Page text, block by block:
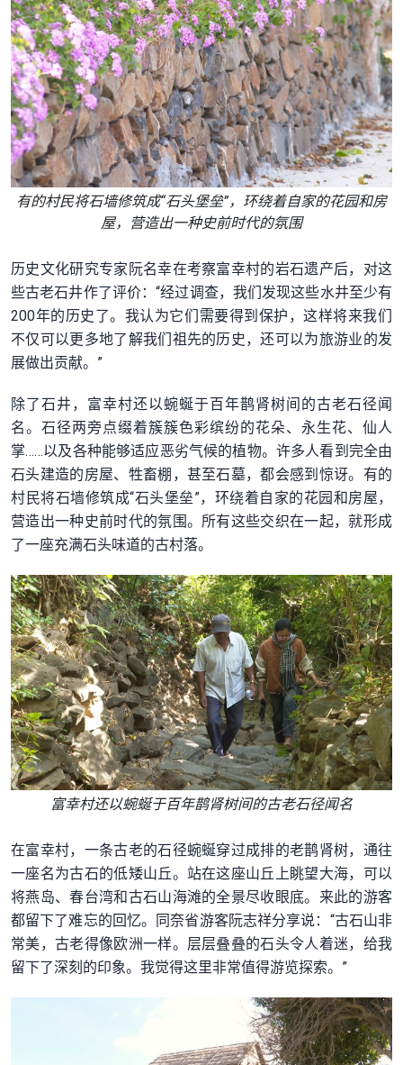
有的村民将石墙修筑成“石头堡垒”，环绕着自家的花园和房
屋，营造出一种史前时代的氛围
历史文化研究专家阮名幸在考察富幸村的岩石遗产后，对这
些古老石井作了评价：“经过调查，我们发现这些水井至少有
200年的历史了。我认为它们需要得到保护，这样将来我们
不仅可以更多地了解我们祖先的历史，还可以为旅游业的发
展做出贡献。”
除了石井，富幸村还以蜿蜒于百年鹊肾树间的古老石径闻
名。石径两旁点缀着簇簇色彩缤纷的花朵、永生花、仙人
掌……以及各种能够适应恶劣气候的植物。许多人看到完全由
石头建造的房屋、牲畜棚，甚至石墓，都会感到惊讶。有的
村民将石墙修筑成“石头堡垒”，环绕着自家的花园和房屋，
营造出一种史前时代的氛围。所有这些交织在一起，就形成
了一座充满石头味道的古村落。
富幸村还以蜿蜒于百年鹊肾树间的古老石径闻名
在富幸村，一条古老的石径蜿蜒穿过成排的老鹊肾树，通往
一座名为古石的低矮山丘。站在这座山丘上眺望大海，可以
将燕岛、春台湾和古石山海滩的全景尽收眼底。来此的游客
都留下了难忘的回忆。同奈省游客阮志祥分享说：“古石山非
常美，古老得像欧洲一样。层层叠叠的石头令人着迷，给我
留下了深刻的印象。我觉得这里非常值得游览探索。”